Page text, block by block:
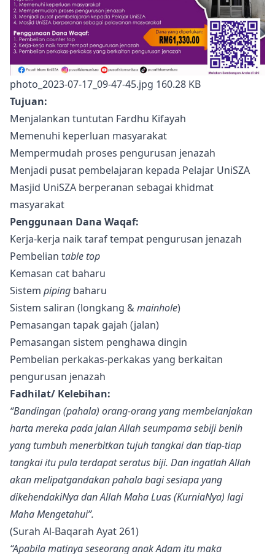
photo_2023-07-17_09-47-45.jpg 160.28 KB
Tujuan:
Menjalankan tuntutan Fardhu Kifayah
Memenuhi keperluan masyarakat
Mempermudah proses pengurusan jenazah
Menjadi pusat pembelajaran kepada Pelajar UniSZA
Masjid UniSZA berperanan sebagai khidmat
masyarakat
Penggunaan Dana Waqaf:
Kerja-kerja naik taraf tempat pengurusan jenazah
Pembelian table top
Kemasan cat baharu
Sistem piping baharu
Sistem saliran (longkang &mainhole)
Pemasangan tapak gajah (jalan)
Pemasangan sistem penghawa dingin
Pembelian perkakas-perkakas yang berkaitan
pengurusan jenazah
Fadhilat/ Kelebihan:
“Bandingan (pahala) orang-orang yang membelanjakan
harta mereka pada jalan Allah seumpama sebiji benih
yang tumbuh menerbitkan tujuh tangkai dan tiap-tiap
tangkai itu pula terdapat seratus biji. Dan ingatlah Allah
akan melipatgandakan pahala bagi sesiapa yang
dikehendakiNya dan Allah Maha Luas (KurniaNya) lagi
Maha Mengetahui”.
(Surah Al-Baqarah Ayat 261)
“Apabila matinya seseorang anak Adam itu maka